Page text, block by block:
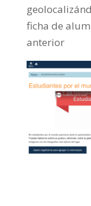
ficha de
anterior